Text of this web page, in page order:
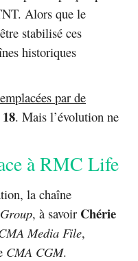
Alors que le
stabilisé ces
historiques
par de
. Mais l’évolution ne
à RMC Life
la chaîne
, à savoir Chérie
Media File,
CMA CGM.